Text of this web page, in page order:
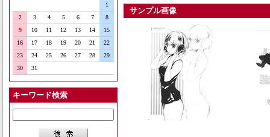
1
2
3 4 5 6 7
8
9
10 11 12 13 14
15
16
17 18 19 20 21
22
23
24 25 26 27 28
29
30
31
キーワード検索
サンプル画像